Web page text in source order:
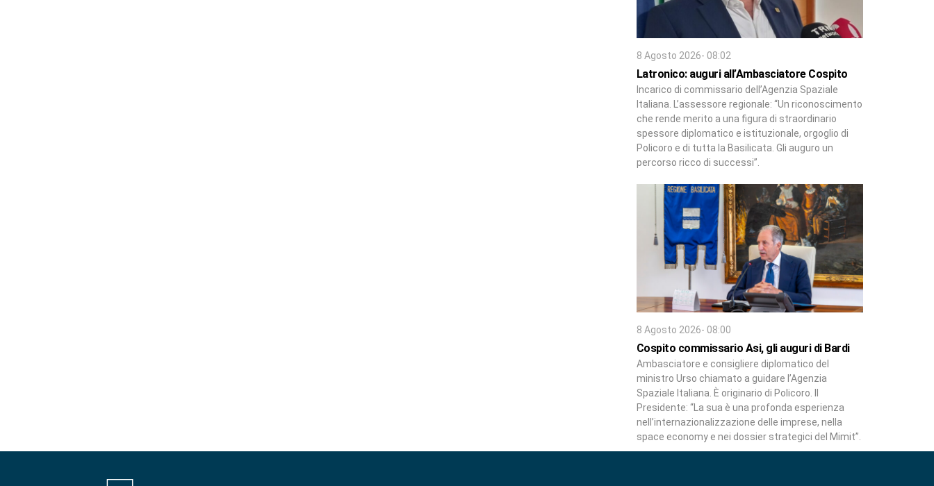
8 Agosto 2026- 08:02
Latronico: auguri all’Ambasciatore Cospito
Incarico di commissario dell’Agenzia Spaziale
Italiana. L’assessore regionale: “Un riconoscimento
che rende merito a una figura di straordinario
spessore diplomatico e istituzionale, orgoglio di
Policoro e di tutta la Basilicata. Gli auguro un
percorso ricco di successi”.
8 Agosto 2026- 08:00
Cospito commissario Asi, gli auguri di Bardi
Ambasciatore e consigliere diplomatico del
ministro Urso chiamato a guidare l’Agenzia
Spaziale Italiana. È originario di Policoro. Il
Presidente: “La sua è una profonda esperienza
nell’internazionalizzazione delle imprese, nella
space economy e nei dossier strategici del Mimit”.